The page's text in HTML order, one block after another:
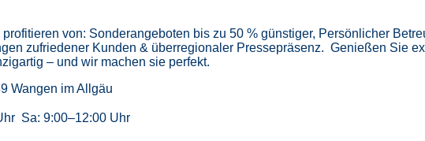
von: Sonderangeboten bis zu 50 % günstiger, Persönlicher
zufriedener Kunden & überregionaler Pressepräsenz. Genießen Sie
– und wir machen sie perfekt.
Wangen im Allgäu
Sa: 9:00–12:00 Uhr